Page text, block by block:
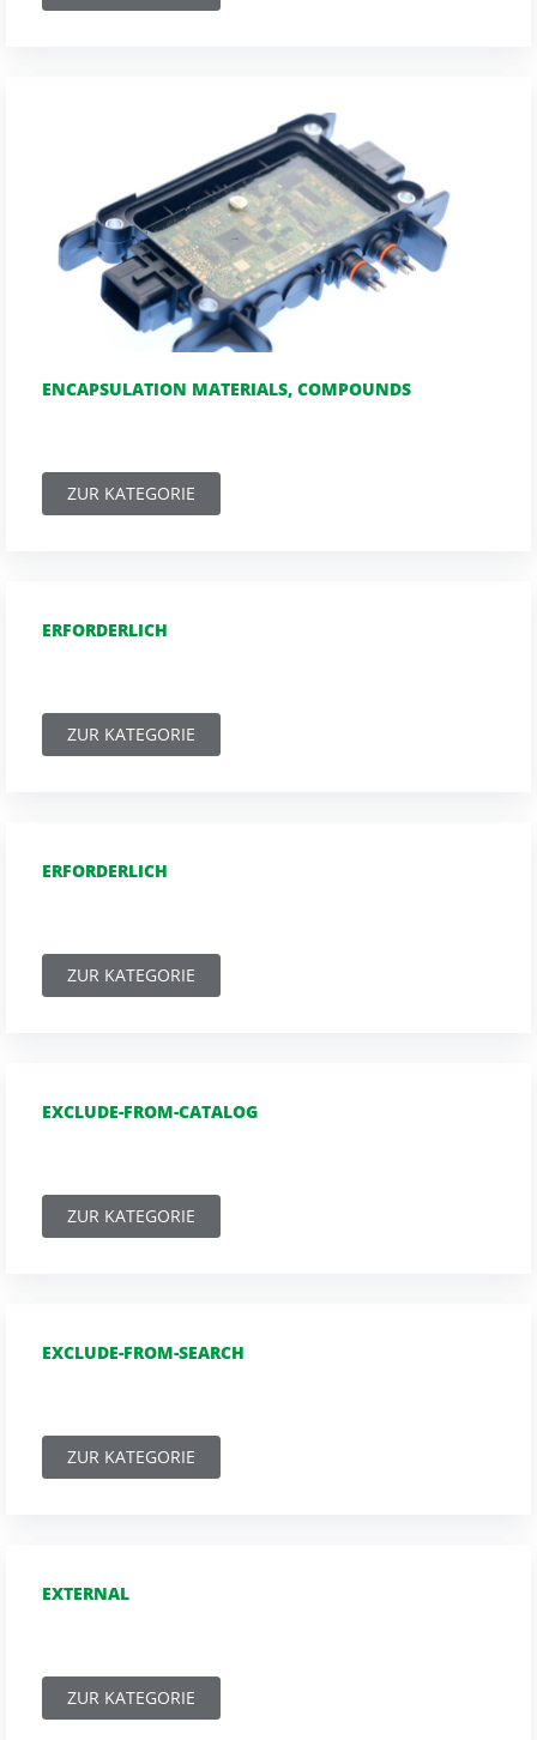
ENCAPSULATION MATERIALS, COMPOUNDS
ZUR KATEGORIE
ERFORDERLICH
ZUR KATEGORIE
ERFORDERLICH
ZUR KATEGORIE
EXCLUDE-FROM-CATALOG
ZUR KATEGORIE
EXCLUDE-FROM-SEARCH
ZUR KATEGORIE
EXTERNAL
ZUR KATEGORIE